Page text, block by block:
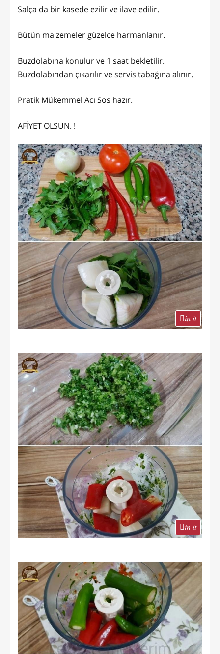
Salça da bir kasede ezilir ve ilave edilir.
Bütün malzemeler güzelce harmanlanır.
Buzdolabına konulur ve 1 saat bekletilir.
Buzdolabından çıkarılır ve servis tabağına alınır.
Pratik Mükemmel Acı Sos hazır.
AFİYET OLSUN. !
in it
in it